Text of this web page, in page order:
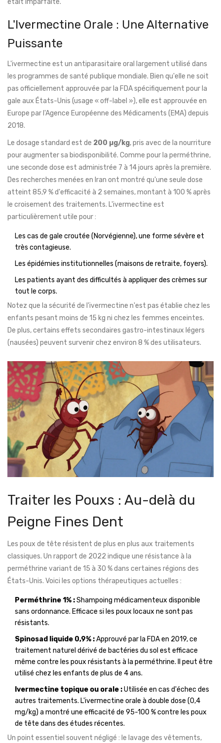
était imparfaite.
L'Ivermectine Orale : Une Alternative
Puissante
L'ivermectine est un antiparasitaire oral largement utilisé dans
les programmes de santé publique mondiale. Bien qu'elle ne soit
pas officiellement approuvée par la FDA spécifiquement pour la
gale aux États-Unis (usage « off-label »), elle est approuvée en
Europe par l'Agence Européenne des Médicaments (EMA) depuis
2018.
Le dosage standard est de 200 µg/kg, pris avec de la nourriture
pour augmenter sa biodisponibilité. Comme pour la perméthrine,
une seconde dose est administrée 7 à 14 jours après la première.
Des recherches menées en Iran ont montré qu'une seule dose
atteint 85,9 % d'efficacité à 2 semaines, montant à 100 % après
le croisement des traitements. L'ivermectine est
particulièrement utile pour :
Les cas de gale croutée (Norvégienne), une forme sévère et
très contagieuse.
Les épidémies institutionnelles (maisons de retraite, foyers).
Les patients ayant des difficultés à appliquer des crèmes sur
tout le corps.
Notez que la sécurité de l'ivermectine n'est pas établie chez les
enfants pesant moins de 15 kg ni chez les femmes enceintes.
De plus, certains effets secondaires gastro-intestinaux légers
(nausées) peuvent survenir chez environ 8 % des utilisateurs.
Traiter les Pouxs : Au-delà du
Peigne Fines Dent
Les poux de tête résistent de plus en plus aux traitements
classiques. Un rapport de 2022 indique une résistance à la
perméthrine variant de 15 à 30 % dans certaines régions des
États-Unis. Voici les options thérapeutiques actuelles :
Perméthrine 1% :Shampoing médicamenteux disponible
sans ordonnance. Efficace si les poux locaux ne sont pas
résistants.
Spinosad liquide 0,9% :Approuvé par la FDA en 2019, ce
traitement naturel dérivé de bactéries du sol est efficace
même contre les poux résistants à la perméthrine. Il peut être
utilisé chez les enfants de plus de 4 ans.
Ivermectine topique ou orale :Utilisée en cas d'échec des
autres traitements. L'ivermectine orale à double dose (0,4
mg/kg) a montré une efficacité de 95-100 % contre les poux
de tête dans des études récentes.
Un point essentiel souvent négligé : le lavage des vêtements,